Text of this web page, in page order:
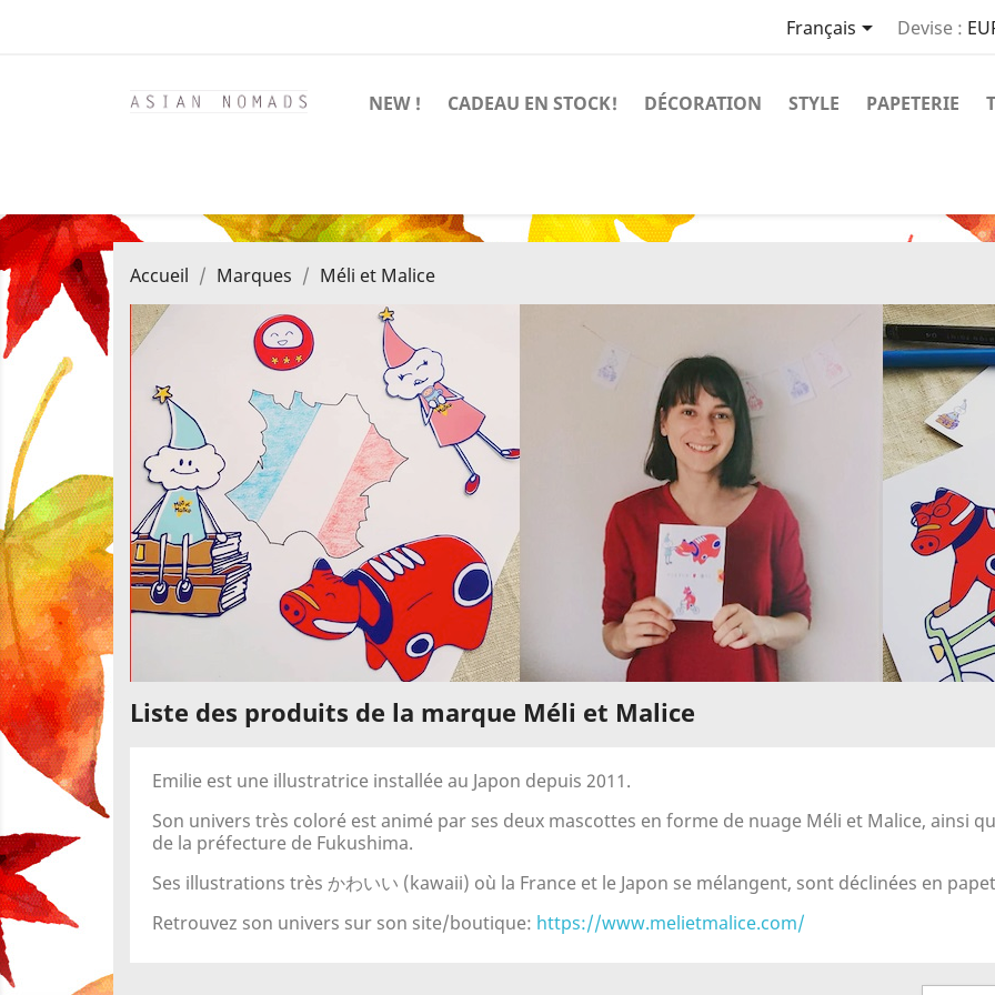
Français Devise :
NEW ! CADEAU EN STOCK! DÉCORATION STYLE PAPETERIE
Accueil Marques Méli et Malice
Liste des produits de la marque Méli et Malice
Emilie est une illustratrice installée au Japon depuis 2011.
Son univers très coloré est animé par ses deux mascottes en forme de nuage Méli et Malice, ainsi
de la préfecture de Fukushima.
Ses illustrations très かわいい (kawaii) où la France et le Japon se mélangent, sont déclinées en
Retrouvez son univers sur son site/boutique: https://www.melietmalice.com/